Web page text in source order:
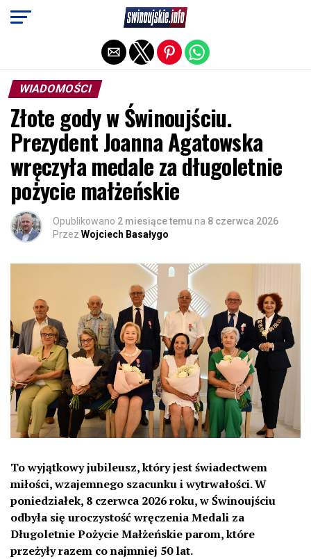
WIADOMOŚCI
Złote gody w Świnoujściu.
Prezydent Joanna Agatowska
wręczyła medale za długoletnie
pożycie małżeńskie
Opublikowano 2 miesiące temu na 8 czerwca 2026
Przez Wojciech Basałygo
To wyjątkowy jubileusz, który jest świadectwem
miłości, wzajemnego szacunku i wytrwałości. W
poniedziałek, 8 czerwca 2026 roku, w Świnoujściu
odbyła się uroczystość wręczenia Medali za
Długoletnie Pożycie Małżeńskie parom, które
przeżyły razem co najmniej 50 lat.
Exit mobile version